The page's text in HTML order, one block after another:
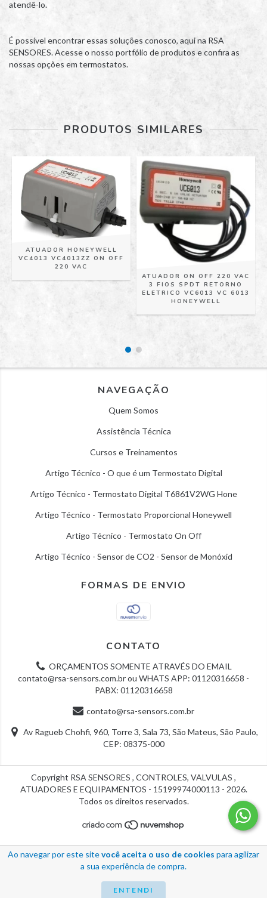
Ao navegar por este sitevocê aceita o uso de cookies para agilizar
a sua experiência de compra.
ENTENDI
atendê-lo.
É possível encontrar essas soluções conosco, aqui na RSA
SENSORES. Acesse o nosso portfólio de produtos e confira as
nossas opções em termostatos.
PRODUTOS SIMILARES
ATUADOR HONEYWELL
VC4013 VC4013ZZ ON OFF
220 VAC
ATUADOR ON OFF 220 VAC
3 FIOS SPDT RETORNO
ELETRICO VC6013 VC 6013
HONEYWELL
NAVEGAÇÃO
Quem Somos
Assistência Técnica
Cursos e Treinamentos
Artigo Técnico - O que é um Termostato Digital
Artigo Técnico - Termostato Digital T6861V2WG Hone
Artigo Técnico - Termostato Proporcional Honeywell
Artigo Técnico - Termostato On Off
Artigo Técnico - Sensor de CO2 - Sensor de Monóxid
FORMAS DE ENVIO
CONTATO
ORÇAMENTOS SOMENTE ATRAVÉS DO EMAIL
contato@rsa-sensors.com.brou WHATS APP: 01120316658 -
PABX: 01120316658
contato@rsa-sensors.com.br
Av Ragueb Chohfi, 960, Torre 3, Sala 73, São Mateus, São Paulo,
CEP: 08375-000
Copyright RSA SENSORES , CONTROLES, VALVULAS ,
ATUADORES E EQUIPAMENTOS - 15199974000113 - 2026.
Todos os direitos reservados.